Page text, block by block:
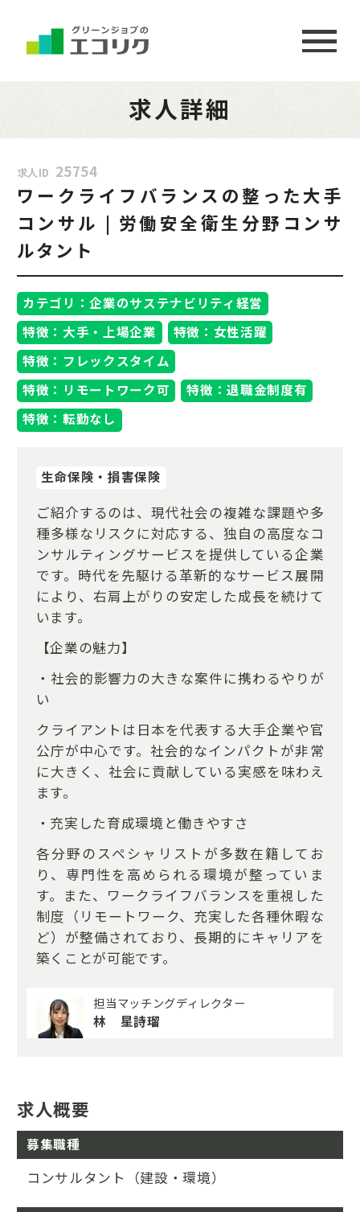
求人詳細
求人ID 25754
ワークライフバランスの整った大手
コンサル | 労働安全衛生分野コンサ
ルタント
カテゴリ：企業のサステナビリティ経営
特徴：大手・上場企業
特徴：女性活躍
特徴：フレックスタイム
特徴：リモートワーク可
特徴：退職金制度有
特徴：転勤なし
生命保険・損害保険
ご紹介するのは、現代社会の複雑な課題や多
種多様なリスクに対応する、独自の高度なコ
ンサルティングサービスを提供している企業
です。時代を先駆ける革新的なサービス展開
により、右肩上がりの安定した成長を続けて
います。
【企業の魅力】
・社会的影響力の大きな案件に携わるやりが
い
クライアントは日本を代表する大手企業や官
公庁が中心です。社会的なインパクトが非常
に大きく、社会に貢献している実感を味わえ
ます。
・充実した育成環境と働きやすさ
各分野のスペシャリストが多数在籍してお
り、専門性を高められる環境が整っていま
す。また、ワークライフバランスを重視した
制度（リモートワーク、充実した各種休暇な
ど）が整備されており、長期的にキャリアを
築くことが可能です。
担当マッチングディレクター
林 星詩瑠
求人概要
募集職種
コンサルタント（建設・環境）